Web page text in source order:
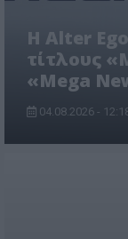
Η Alter
τίτλους
«Mega
04.08.2026 -